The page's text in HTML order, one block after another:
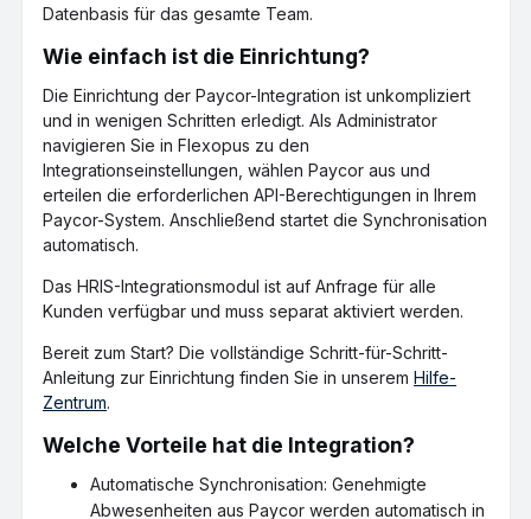
Datenbasis für das gesamte Team.
Wie einfach ist die Einrichtung?
Die Einrichtung der Paycor-Integration ist unkompliziert
und in wenigen Schritten erledigt. Als Administrator
navigieren Sie in Flexopus zu den
Integrationseinstellungen, wählen Paycor aus und
erteilen die erforderlichen API-Berechtigungen in Ihrem
Paycor-System. Anschließend startet die Synchronisation
automatisch.
Das HRIS-Integrationsmodul ist auf Anfrage für alle
Kunden verfügbar und muss separat aktiviert werden.
Bereit zum Start? Die vollständige Schritt-für-Schritt-
Anleitung zur Einrichtung finden Sie in unserem Hilfe-
Zentrum.
Welche Vorteile hat die Integration?
Automatische Synchronisation: Genehmigte
Abwesenheiten aus Paycor werden automatisch in